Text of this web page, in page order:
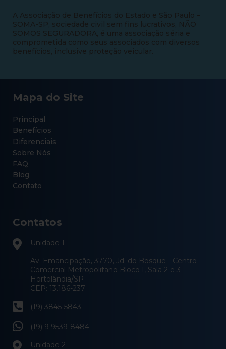
A Associação de Benefícios do Estado e São Paulo –
SOMA-SP, sociedade civil sem fins lucrativos, NÃO
SOMOS SEGURADORA, é uma associação séria e
comprometida como seus associados com diversos
benefícios, inclusive proteção veicular.
Mapa do Site
Principal
Benefícios
Diferenciais
Sobre Nós
FAQ
Blog
Contato
Contatos
Unidade 1
Av. Emancipação, 3770, Jd. do Bosque - Centro
Comercial Metropolitano Bloco I, Sala 2 e 3 -
Hortolândia/SP
CEP: 13.186-237
(19) 3845-5843
(19) 9 9539-8484
Unidade 2